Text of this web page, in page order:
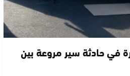
في حادثة سير مروعة بين